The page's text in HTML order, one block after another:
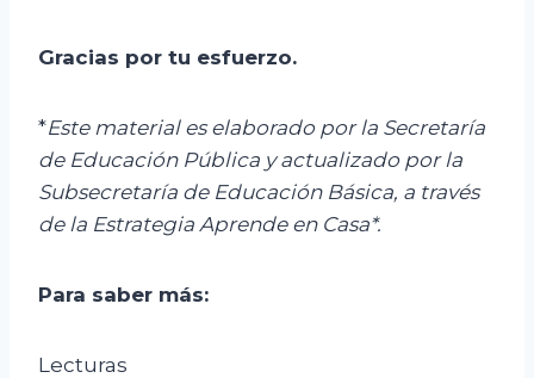
Gracias por tu esfuerzo.
*Este material es elaborado por la Secretaría
de Educación Pública y actualizado por la
Subsecretaría de Educación Básica, a través
de la Estrategia Aprende en Casa*.
Para saber más:
Lecturas